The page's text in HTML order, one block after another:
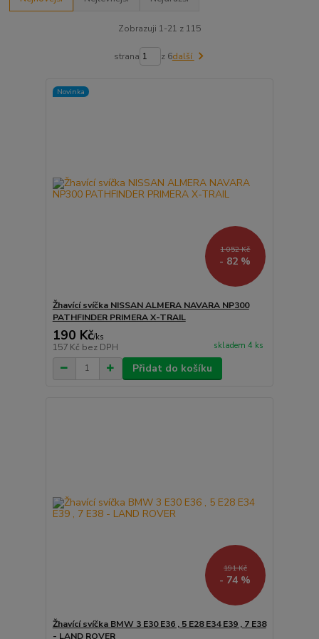
Zobrazuji 1-21 z 115
strana z 6další
Novinka
1 052 Kč
- 82 %
Žhavící svíčka NISSAN ALMERA NAVARA NP300
PATHFINDER PRIMERA X-TRAIL
190 Kč/ks
157 Kč bez DPH skladem 4 ks
Přidat do košíku
191 Kč
- 74 %
Žhavící svíčka BMW 3 E30 E36 , 5 E28 E34 E39 , 7 E38
- LAND ROVER